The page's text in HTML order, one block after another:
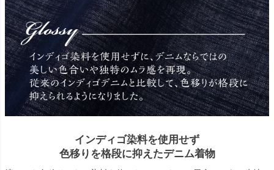
インディゴ染料を使用せず
色移りを格段に抑えたデニム着物